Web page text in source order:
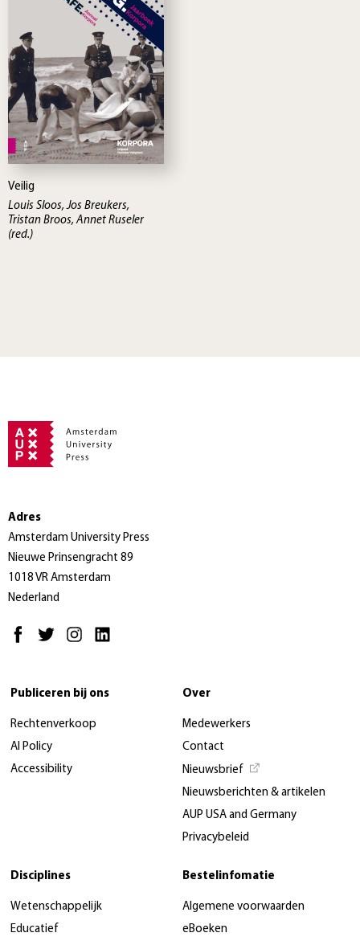
Veilig
Louis Sloos, Jos Breukers,
Tristan Broos, Annet Ruseler
(red.)
Adres
Amsterdam University Press
Nieuwe Prinsengracht 89
1018 VR Amsterdam
Nederland
Publiceren bij ons
Rechtenverkoop
AI Policy
Accessibility
Over
Medewerkers
Contact
Nieuwsbrief
Nieuwsberichten & artikelen
AUP USA and Germany
Privacybeleid
Disciplines
Wetenschappelijk
Educatief
Bestelinfomatie
Algemene voorwaarden
eBoeken